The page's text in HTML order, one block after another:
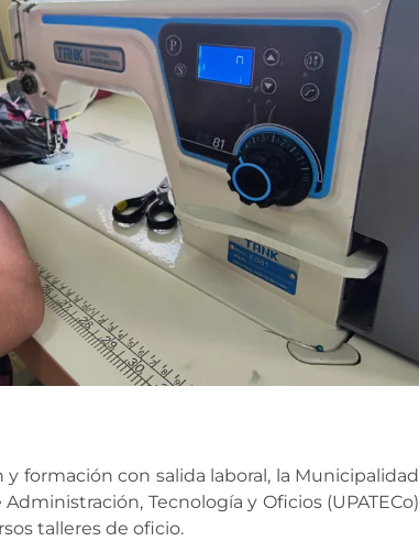
formación con salida laboral, la Municipalidad
Tecnología y Oficios (UPATECo)
talleres de oficio.